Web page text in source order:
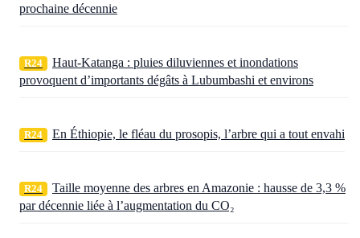
prochaine décennie
R24
Haut-Katanga : pluies diluviennes et inondations
provoquent d’importants dégâts à Lubumbashi et environs
R24 En Éthiopie, le fléau du prosopis, l’arbre qui a tout envahi
R24
Taille moyenne des arbres en Amazonie : hausse de 3,3 %
par décennie liée à l’augmentation du CO₂